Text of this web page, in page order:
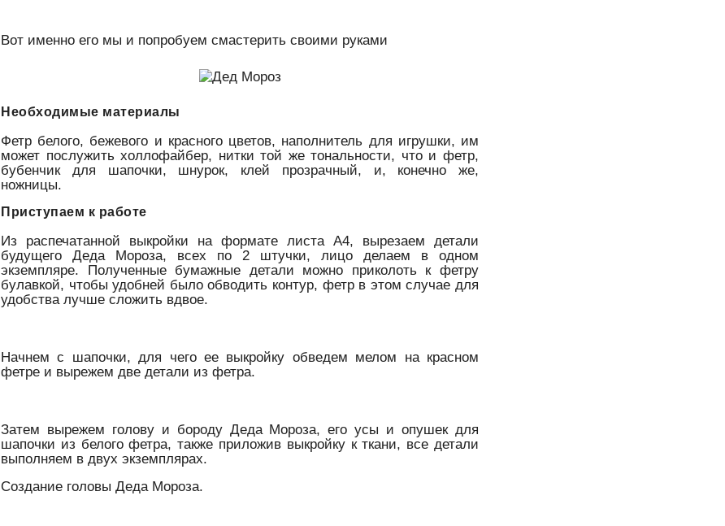
Вот именно его мы и попробуем смастерить своими руками
Необходимые материалы
Фетр белого, бежевого и красного цветов, наполнитель для игрушки, им
может послужить холлофайбер, нитки той же тональности, что и фетр,
бубенчик для шапочки, шнурок, клей прозрачный, и, конечно же,
ножницы.
Приступаем к работе
Из распечатанной выкройки на формате листа А4, вырезаем детали
будущего Деда Мороза, всех по 2 штучки, лицо делаем в одном
экземпляре. Полученные бумажные детали можно приколоть к фетру
булавкой, чтобы удобней было обводить контур, фетр в этом случае для
удобства лучше сложить вдвое.
Начнем с шапочки, для чего ее выкройку обведем мелом на красном
фетре и вырежем две детали из фетра.
Затем вырежем голову и бороду Деда Мороза, его усы и опушек для
шапочки из белого фетра, также приложив выкройку к ткани, все детали
выполняем в двух экземплярах.
Создание головы Деда Мороза.